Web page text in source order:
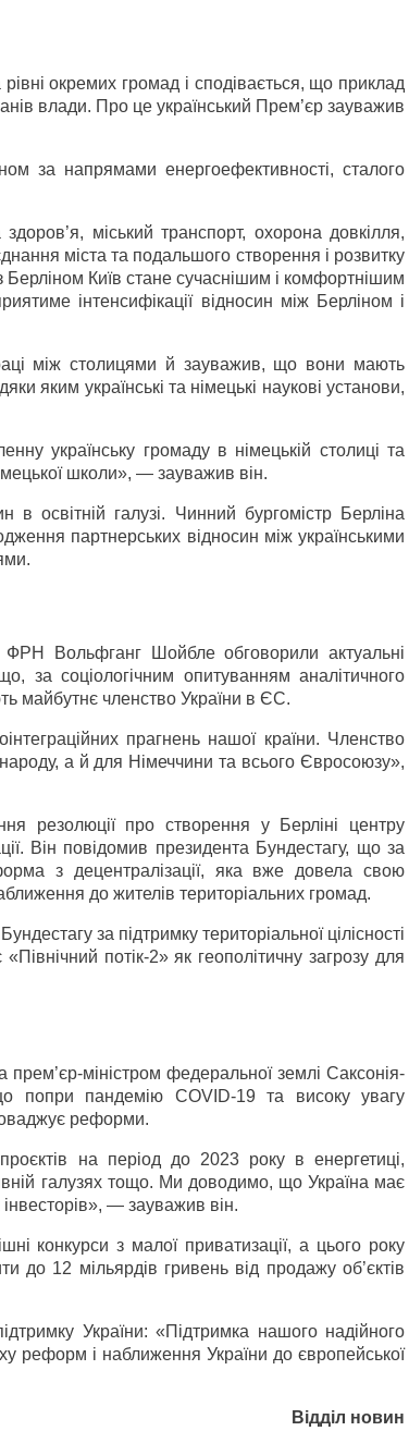
окремих громад і сподівається, що приклад
влади. Про це український Прем’єр зауважив
за напрямами енергоефективності, сталого
міський транспорт, охорона довкілля,
міста та подальшого створення і розвитку
Берліном Київ стане сучаснішим і комфортнішим
інтенсифікації відносин між Берліном і
між столицями й зауважив, що вони мають
яким українські та німецькі наукові установи,
українську громаду в німецькій столиці та
школи», — зауважив він.
освітній галузі. Чинний бургомістр Берліна
партнерських відносин між українськими
ФРН Вольфганг Шойбле обговорили актуальні
за соціологічним опитуванням аналітичного
майбутнє членство України в ЄС.
прагнень нашої країни. Членство
а й для Німеччини та всього Євросоюзу»,
резолюції про створення у Берліні центру
Він повідомив президента Бундестагу, що за
з децентралізації, яка вже довела свою
до жителів територіальних громад.
за підтримку територіальної цілісності
потік-2» як геополітичну загрозу для
прем’єр-міністром федеральної землі Саксонія-
попри пандемію COVID-19 та високу увагу
реформи.
на період до 2023 року в енергетиці,
галузях тощо. Ми доводимо, що Україна має
— зауважив він.
конкурси з малої приватизації, а цього року
до 12 мільярдів гривень від продажу об’єктів
України: «Підтримка нашого надійного
реформ і наближення України до європейської
Відділ новин